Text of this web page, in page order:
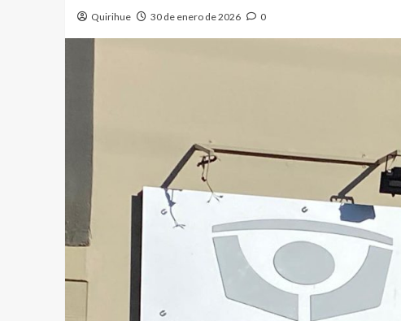
Quirihue 30 de enero de 2026 0